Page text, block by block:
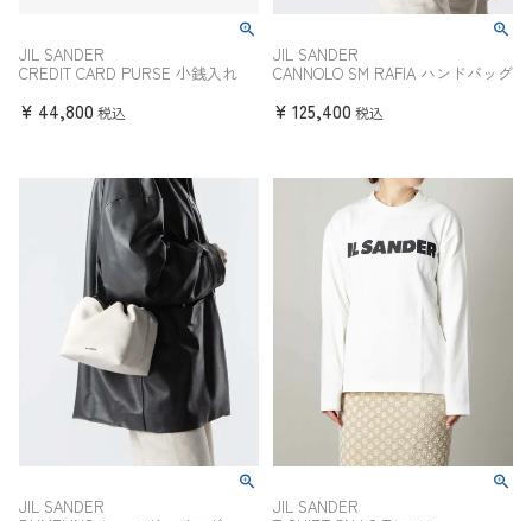
JIL SANDER
CREDIT CARD PURSE 小銭入れ
¥ 44,800 税込
JIL SANDER
CANNOLO SM RAFIA ハンドバッグ
¥ 125,400 税込
JIL SANDER
JIL SANDER